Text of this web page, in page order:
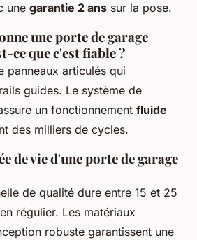
une garantie 2 ans sur la pose.
une porte de garage
ce que c'est fiable ?
panneaux articulés qui
guides. Le système de
un fonctionnement fluide
des milliers de cycles.
de vie d'une porte de garage
de qualité dure entre 15 et 25
régulier. Les matériaux
robuste garantissent une